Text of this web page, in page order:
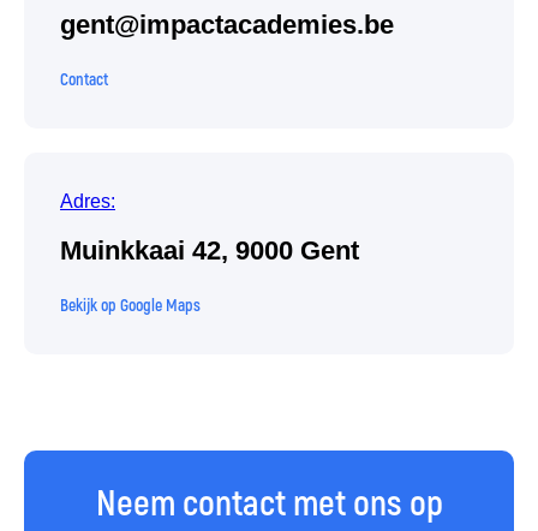
gent@impactacademies.be
Contact
Adres:
Muinkkaai 42, 9000 Gent
Bekijk op Google Maps
Neem contact met ons op